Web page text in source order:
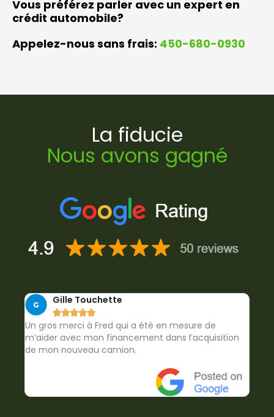
Vous préférez parler avec un expert en
crédit automobile?
Appelez-nous sans frais: 450-680-0930
La fiducie
Nous avons gagné
Gille Touchette

Un gros merci à Fred qui a été en mesure de
m’aider avec mon financement dans l’acquisition
de mon nouveau camion.